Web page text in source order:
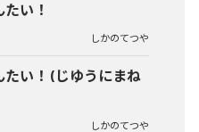
い！
しかのてつや
い！ (じゆうにまね
しかのてつや